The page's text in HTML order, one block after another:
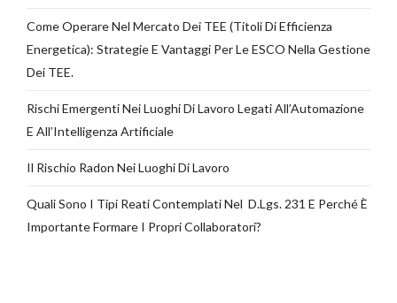
Come Operare Nel Mercato Dei TEE (Titoli Di Efficienza
Energetica): Strategie E Vantaggi Per Le ESCO Nella Gestione
Dei TEE.
Rischi Emergenti Nei Luoghi Di Lavoro Legati All’Automazione
E All’Intelligenza Artificiale
Il Rischio Radon Nei Luoghi Di Lavoro
Quali Sono I Tipi Reati Contemplati Nel D.Lgs. 231 E Perché È
Importante Formare I Propri Collaboratori?